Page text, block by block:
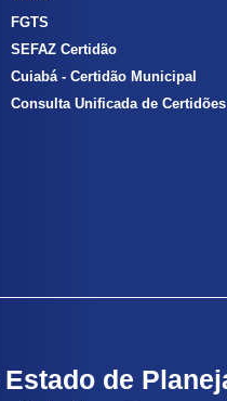
FGTS
SEFAZ Certidão
Cuiabá - Certidão Municipal
Consulta Unificada de Certidões
de